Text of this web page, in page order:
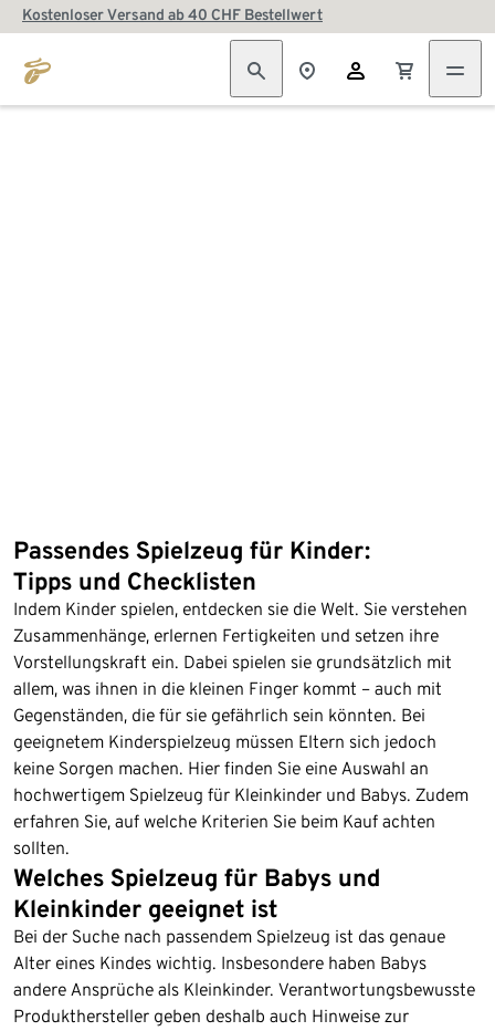
Kostenloser Versand ab 40 CHF Bestellwert
Passendes Spielzeug für Kinder:
Tipps und Checklisten
Indem Kinder spielen, entdecken sie die Welt. Sie verstehen
Zusammenhänge, erlernen Fertigkeiten und setzen ihre
Vorstellungskraft ein. Dabei spielen sie grundsätzlich mit
allem, was ihnen in die kleinen Finger kommt – auch mit
Gegenständen, die für sie gefährlich sein könnten. Bei
geeignetem Kinderspielzeug müssen Eltern sich jedoch
keine Sorgen machen. Hier finden Sie eine Auswahl an
hochwertigem Spielzeug für Kleinkinder und Babys. Zudem
erfahren Sie, auf welche Kriterien Sie beim Kauf achten
sollten.
Welches Spielzeug für Babys und
Kleinkinder geeignet ist
Bei der Suche nach passendem Spielzeug ist das genaue
Alter eines Kindes wichtig. Insbesondere haben Babys
andere Ansprüche als Kleinkinder. Verantwortungsbewusste
Produkthersteller geben deshalb auch Hinweise zur